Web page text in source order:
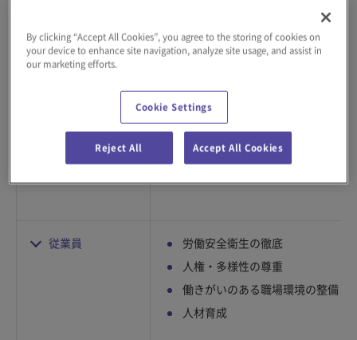
地域社会
事業運営における環境配慮
地域活性化への貢献
従業員
労働安全衛生の徹底
人権・多様性の尊重
働きがいのある職場環境の整備
人材育成
By clicking “Accept All Cookies”, you agree to the storing of cookies on
your device to enhance site navigation, analyze site usage, and assist in
our marketing efforts.
Cookie Settings
Reject All Accept All Cookies